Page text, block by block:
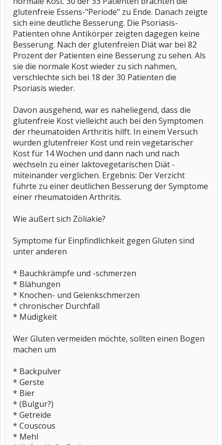
glutenfreie Essens-"Periode" zu Ende. Danach zeigte
sich eine deutliche Besserung. Die Psoriasis-
Patienten ohne Antikörper zeigten dagegen keine
Besserung. Nach der glutenfreien Diät war bei 82
Prozent der Patienten eine Besserung zu sehen. Als
sie die normale Kost wieder zu sich nahmen,
verschlechte sich bei 18 der 30 Patienten die
Psoriasis wieder.
Davon ausgehend, war es naheliegend, dass die
glutenfreie Kost vielleicht auch bei den Symptomen
der rheumatoiden Arthritis hilft. In einem Versuch
wurden glutenfreier Kost und rein vegetarischer
Kost für 14 Wochen und dann nach und nach
wechseln zu einer laktovegetarischen Diät -
miteinander verglichen. Ergebnis: Der Verzicht
führte zu einer deutlichen Besserung der Symptome
einer rheumatoiden Arthritis.
Wie äußert sich Zöliakie?
Symptome für Einpfindlichkeit gegen Gluten sind
unter anderen
* Bauchkrämpfe und -schmerzen
* Blähungen
* Knochen- und Gelenkschmerzen
* chronischer Durchfall
* Müdigkeit
Wer Gluten vermeiden möchte, sollten einen Bogen
machen um
* Backpulver
* Gerste
* Bier
* (Bulgur?)
* Getreide
* Couscous
* Mehl